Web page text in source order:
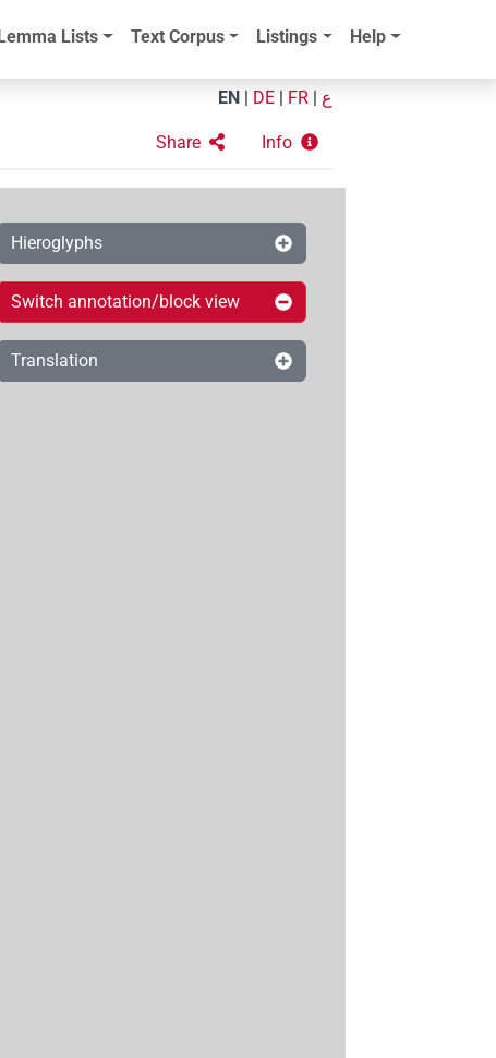
Lemma Lists Text Corpus Listings Help
EN DE FR ع
Share Info
Hieroglyphs
Switch annotation/block view
Translation